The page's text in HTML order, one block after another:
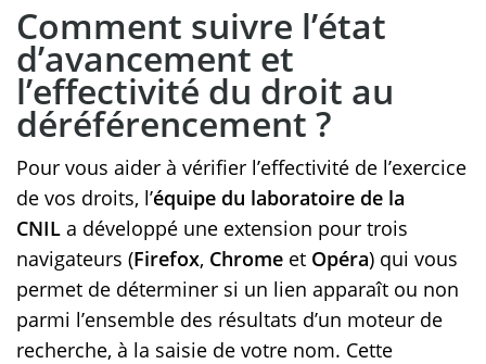
Comment suivre l’état
d’avancement et
l’effectivité du droit au
déréférencement ?
Pour vous aider à vérifier l’effectivité de l’exercice
de vos droits, l’équipe du laboratoire de la
CNIL a développé une extension pour trois
navigateurs (Firefox, Chrome et Opéra) qui vous
permet de déterminer si un lien apparaît ou non
parmi l’ensemble des résultats d’un moteur de
recherche, à la saisie de votre nom. Cette